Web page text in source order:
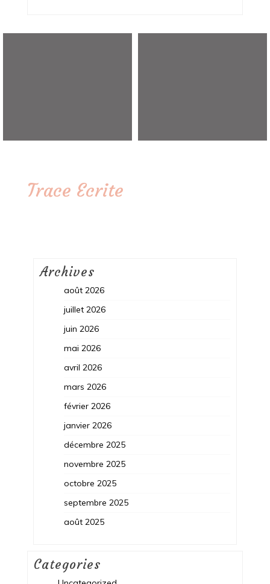
Trace Ecrite
Archives
août 2026
juillet 2026
juin 2026
mai 2026
avril 2026
mars 2026
février 2026
janvier 2026
décembre 2025
novembre 2025
octobre 2025
septembre 2025
août 2025
Categories